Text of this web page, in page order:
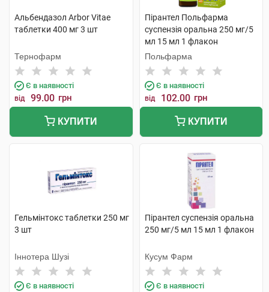
Альбендазол Arbor Vitae
таблетки 400 мг 3 шт
Тернофарм
Є в наявності
від 99.00 грн
КУПИТИ
Пірантел Польфарма
суспензія оральна 250 мг/5
мл 15 мл 1 флакон
Польфарма
Є в наявності
від 102.00 грн
КУПИТИ
Гельмінтокс таблетки 250 мг
3 шт
Іннотера Шузі
Є в наявності
Пірантел суспензія оральна
250 мг/5 мл 15 мл 1 флакон
Кусум Фарм
Є в наявності